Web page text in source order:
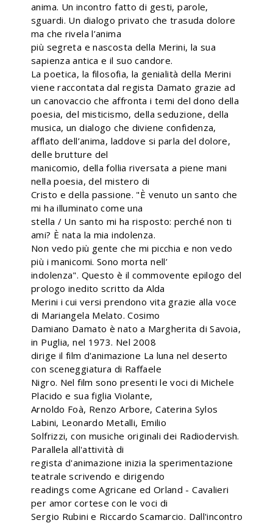
anima. Un incontro fatto di gesti, parole,
sguardi. Un dialogo privato che trasuda dolore
ma che rivela l’anima
più segreta e nascosta della Merini, la sua
sapienza antica e il suo candore.
La poetica, la filosofia, la genialità della Merini
viene raccontata dal regista Damato grazie ad
un canovaccio che affronta i temi del dono della
poesia, del misticismo, della seduzione, della
musica, un dialogo che diviene confidenza,
afflato dell’anima, laddove si parla del dolore,
delle brutture del
manicomio, della follia riversata a piene mani
nella poesia, del mistero di
Cristo e della passione. "È venuto un santo che
mi ha illuminato come una
stella / Un santo mi ha risposto: perché non ti
ami? È nata la mia indolenza.
Non vedo più gente che mi picchia e non vedo
più i manicomi. Sono morta nell’
indolenza". Questo è il commovente epilogo del
prologo inedito scritto da Alda
Merini i cui versi prendono vita grazie alla voce
di Mariangela Melato. Cosimo
Damiano Damato è nato a Margherita di Savoia,
in Puglia, nel 1973. Nel 2008
dirige il film d'animazione La luna nel deserto
con sceneggiatura di Raffaele
Nigro. Nel film sono presenti le voci di Michele
Placido e sua figlia Violante,
Arnoldo Foà, Renzo Arbore, Caterina Sylos
Labini, Leonardo Metalli, Emilio
Solfrizzi, con musiche originali dei Radiodervish.
Parallela all'attività di
regista d'animazione inizia la sperimentazione
teatrale scrivendo e dirigendo
readings come Agricane ed Orland - Cavalieri
per amor cortese con le voci di
Sergio Rubini e Riccardo Scamarcio. Dall'incontro